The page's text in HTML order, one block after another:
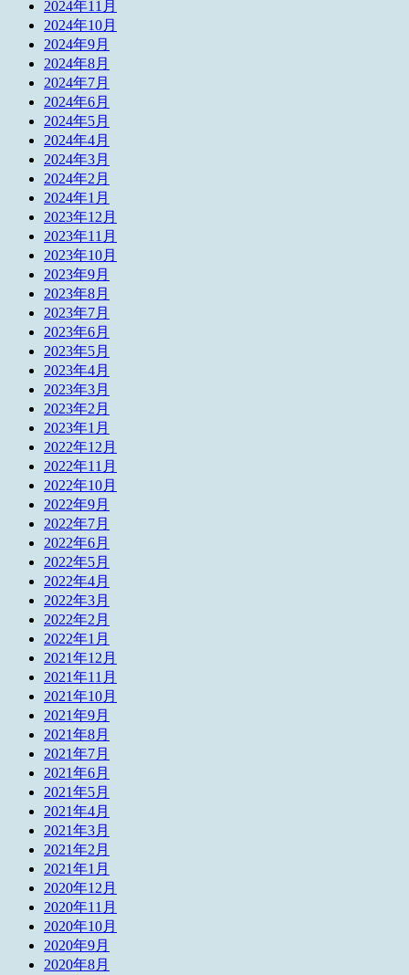
2024年11月
2024年10月
2024年9月
2024年8月
2024年7月
2024年6月
2024年5月
2024年4月
2024年3月
2024年2月
2024年1月
2023年12月
2023年11月
2023年10月
2023年9月
2023年8月
2023年7月
2023年6月
2023年5月
2023年4月
2023年3月
2023年2月
2023年1月
2022年12月
2022年11月
2022年10月
2022年9月
2022年7月
2022年6月
2022年5月
2022年4月
2022年3月
2022年2月
2022年1月
2021年12月
2021年11月
2021年10月
2021年9月
2021年8月
2021年7月
2021年6月
2021年5月
2021年4月
2021年3月
2021年2月
2021年1月
2020年12月
2020年11月
2020年10月
2020年9月
2020年8月